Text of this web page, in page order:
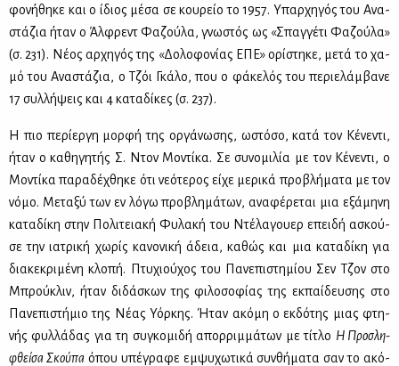
φο­νή­θη­κε και ο ίδιος μέ­σα σε κου­ρείο το 1957. Υπαρ­χη­γός του Ανα­
στά­ζια ήταν ο Άλ­φρεντ Φα­ζού­λα, γνω­στός ως «Σπαγ­γέ­τι Φα­ζού­λα»
(σ. 231). Νέ­ος αρ­χη­γός της «Δο­λο­φο­νί­ας ΕΠΕ» ορί­στη­κε, με­τά το χα­
μό του Ανα­στά­ζια, ο Τζόι Γκά­λο, που ο φά­κε­λός του πε­ριε­λάμ­βα­νε
17 συλ­λή­ψεις και 4 κα­τα­δί­κες (σ. 237).
Η πιο πε­ρί­ερ­γη μορ­φή της ορ­γά­νω­σης, ωστό­σο, κα­τά τον Κέ­νε­ντι,
ήταν ο κα­θη­γη­τής Σ. Ντον Μο­ντί­κα. Σε συ­νο­μι­λία με τον Κέ­νε­ντι, ο
Μο­ντί­κα πα­ρα­δέ­χθη­κε ότι νε­ό­τε­ρος εί­χε με­ρι­κά προ­βλή­μα­τα με τον
νό­μο. Με­τα­ξύ των εν λό­γω προ­βλη­μά­των, ανα­φέ­ρε­ται μια εξά­μη­νη
κα­τα­δί­κη στην Πο­λι­τεια­κή Φυ­λα­κή του Ντέ­λα­γου­ερ επει­δή ασκού­
σε την ια­τρι­κή χω­ρίς κα­νο­νι­κή άδεια, κα­θώς και μια κα­τα­δί­κη για
δια­κε­κρι­μέ­νη κλο­πή. Πτυ­χιού­χος του Πα­νε­πι­στη­μί­ου Σεν Τζον στο
Μπρού­κλιν, ήταν δι­δά­σκων της φι­λο­σο­φί­ας της εκ­παί­δευ­σης στο
Πα­νε­πι­στή­μιο της Νέ­ας Υόρ­κης. Ήταν ακό­μη ο εκ­δό­της μιας φτη­
νής φυλ­λά­δας για τη συ­γκο­μι­δή απορ­ριμ­μά­των με τί­τλο Η Προ­σλη­
φθεί­σα Σκού­παόπου υπέ­γρα­φε εμ­ψυ­χω­τι­κά συν­θή­μα­τα σαν το ακό­